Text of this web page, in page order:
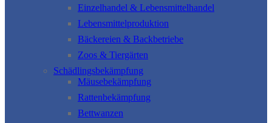
Einzelhandel & Lebensmittelhandel
Lebensmittelproduktion
Bäckereien & Backbetriebe
Zoos & Tiergärten
Schädlingsbekämpfung
Mäusebekämpfung
Rattenbekämpfung
Bettwanzen